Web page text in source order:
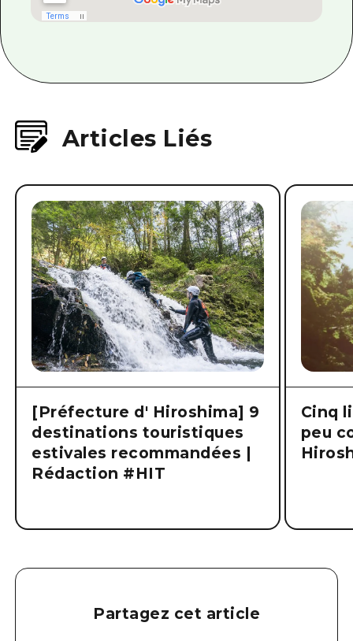
Articles Liés
[Préfecture d' Hiroshima] 9
destinations touristiques
estivales recommandées |
Rédaction #HIT
Cinq
peu
Partagez cet article